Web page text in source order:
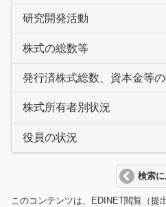
研究開発活動
株式の総数等
発行済株式総数、資本金等
株式所有者別状況
役員の状況
検索に
このコンテンツは、EDINET閲覧（提